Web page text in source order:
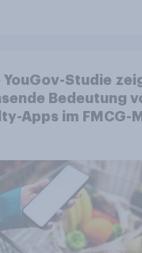
YouGov-Studie
Bedeutung
Apps im FMCG-